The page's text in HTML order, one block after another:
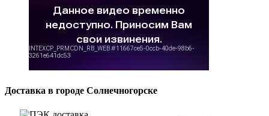
Доставка в городе Солнечногорске